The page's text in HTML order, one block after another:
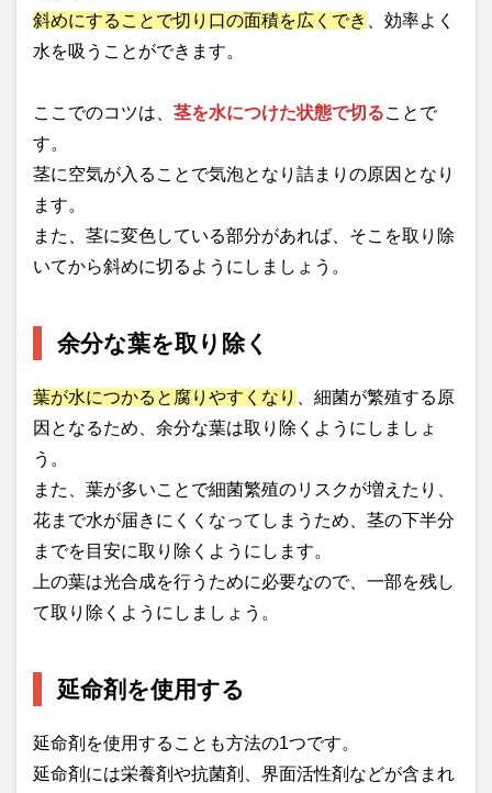
斜めにすることで切り口の面積を広くでき
、効率よく
水を吸うことができます。
ここでのコツは、 茎を水につけた状態で切ることで
す。
茎に空気が入ることで気泡となり詰まりの原因となり
ます。
また、茎に変色している部分があれば、そこを取り除
いてから斜めに切るようにしましょう。
余分な葉を取り除く
葉が水につかると腐りやすくなり
、細菌が繁殖する原
因となるため、余分な葉は取り除くようにしましょ
う。
また、葉が多いことで細菌繁殖のリスクが増えたり、
花まで水が届きにくくなってしまうため、茎の下半分
までを目安に取り除くようにします。
上の葉は光合成を行うために必要なので、一部を残し
て取り除くようにしましょう。
延命剤を使用する
延命剤を使用することも方法の1つです。
延命剤には栄養剤や抗菌剤、界面活性剤などが含まれ